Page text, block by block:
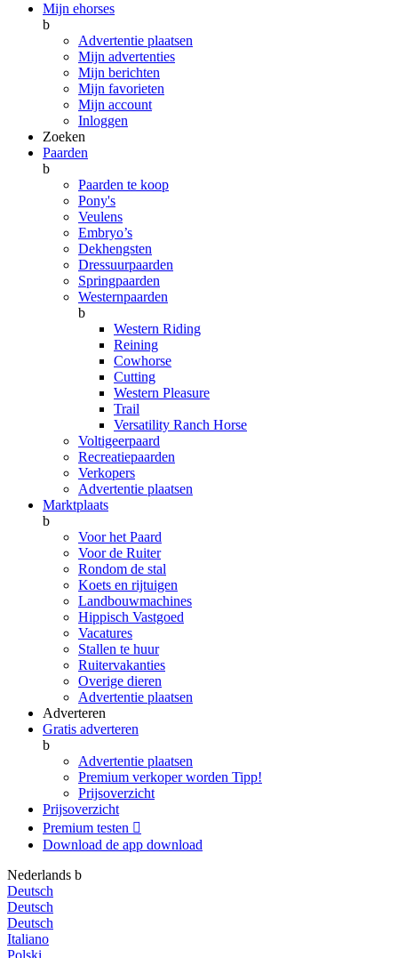
Mijn ehorses
b
Advertentie plaatsen
Mijn advertenties
Mijn berichten
Mijn favorieten
Mijn account
Inloggen
Zoeken
Paarden
b
Paarden te koop
Pony's
Veulens
Embryo’s
Dekhengsten
Dressuurpaarden
Springpaarden
Westernpaarden
b
Western Riding
Reining
Cowhorse
Cutting
Western Pleasure
Trail
Versatility Ranch Horse
Voltigeerpaard
Recreatiepaarden
Verkopers
Advertentie plaatsen
Marktplaats
b
Voor het Paard
Voor de Ruiter
Rondom de stal
Koets en rijtuigen
Landbouwmachines
Hippisch Vastgoed
Vacatures
Stallen te huur
Ruitervakanties
Overige dieren
Advertentie plaatsen
Adverteren
Gratis adverteren
b
Advertentie plaatsen
Premium verkoper worden Tipp!
Prijsoverzicht
Prijsoverzicht
Premium testen 
Download de app download
Nederlands b
Deutsch
Deutsch
Deutsch
Italiano
Polski